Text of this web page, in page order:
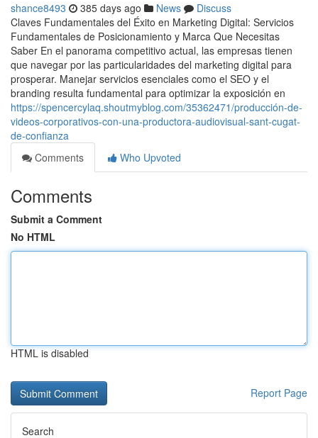
shance8493 385 days ago News
Discuss
Claves Fundamentales del Éxito en Marketing Digital: Servicios
Fundamentales de Posicionamiento y Marca Que Necesitas
Saber En el panorama competitivo actual, las empresas tienen
que navegar por las particularidades del marketing digital para
prosperar. Manejar servicios esenciales como el SEO y el
branding resulta fundamental para optimizar la exposición en
https://spencercylaq.shoutmyblog.com/35362471/producción-de-
videos-corporativos-con-una-productora-audiovisual-sant-cugat-
de-confianza
Comments
Who Upvoted
Comments
Submit a Comment
No HTML
HTML is disabled
Report Page
Search